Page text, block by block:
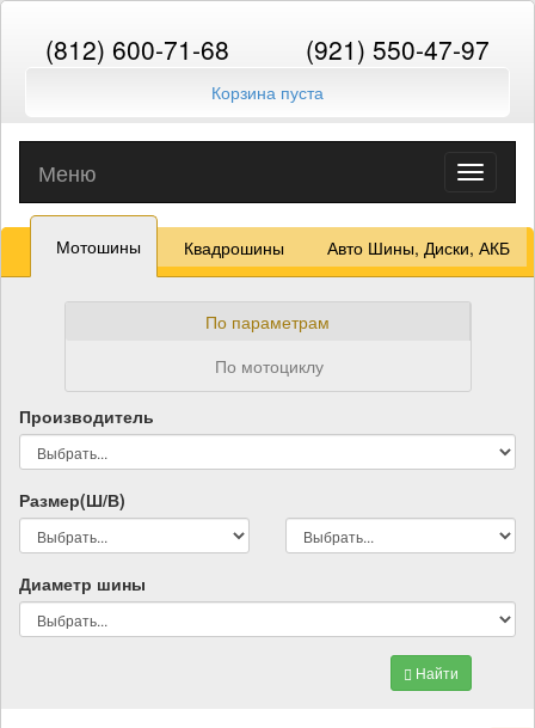
(812) 600-71-68 (921) 550-47-97
Корзина пуста
Toggle
Меню
Мотошины Квадрошины Авто Шины, Диски, АКБ
По параметрам
По мотоциклу
Производитель
Размер(Ш/В)
Диаметр шины
Найти